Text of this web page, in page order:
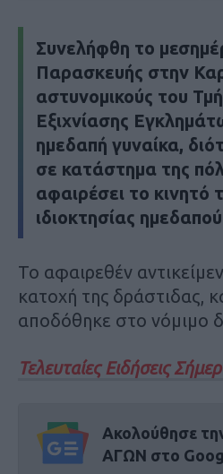
Συνελήφθη το
Παρασκευής στην
αστυνομικούς του
Εξιχνίασης
ημεδαπή γυναίκα,
σε κατάστημα της
αφαιρέσει το κινητό
ιδιοκτησίας
Το αφαιρεθέν
κατοχή της δράστιδας,
αποδόθηκε στο νόμιμο
Τελευταίες Ειδήσεις
Ακολούθησε
ΑΓΩΝ στο